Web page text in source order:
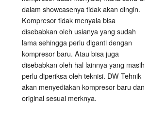
dalam showcasenya tidak akan dingin.
Kompresor tidak menyala bisa
disebabkan oleh usianya yang sudah
lama sehingga perlu diganti dengan
kompresor baru. Atau bisa juga
disebabkan oleh hal lainnya yang masih
perlu diperiksa oleh teknisi. DW Tehnik
akan menyediakan kompresor baru dan
original sesuai merknya.